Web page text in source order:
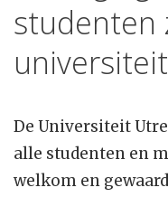
studenten
De Universiteit
alle studenten en
welkom en